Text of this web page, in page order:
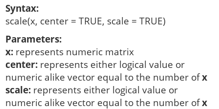
Syntax:
scale(x, center = TRUE, scale = TRUE)
Parameters:
x: represents numeric matrix
center: represents either logical value or
numeric alike vector equal to the number ofx
scale: represents either logical value or
numeric alike vector equal to the number ofx